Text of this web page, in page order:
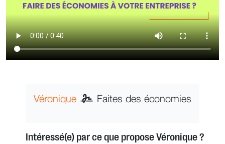
Véronique Faites des économies
Intéressé(e) par ce que propose Véronique ?